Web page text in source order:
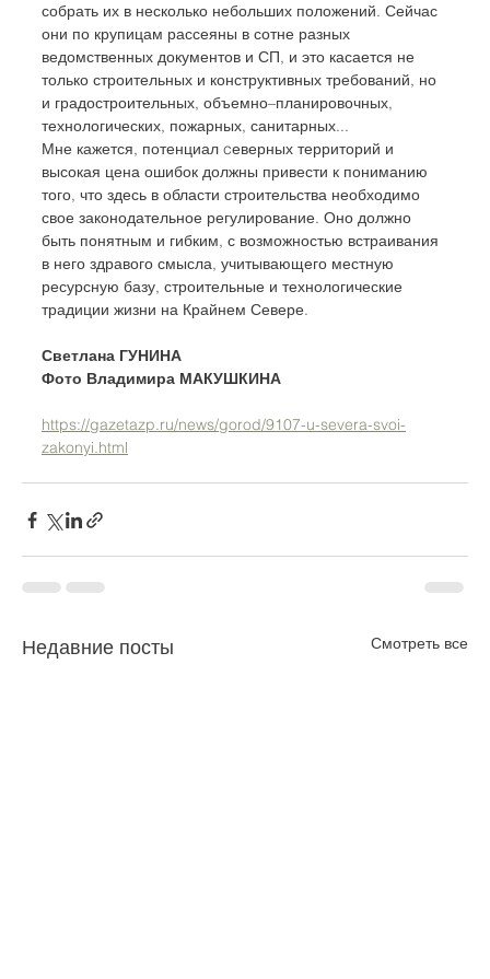
собрать их в несколько небольших положений. Сейчас
они по крупицам рассеяны в сотне разных
ведомственных документов и СП, и это касается не
только строительных и конструктивных требований, но
и градостроительных, объемно–планировочных,
технологических, пожарных, санитарных...
Мне кажется, потенциал cеверных территорий и
высокая цена ошибок должны привести к пониманию
того, что здесь в области строительства необходимо
свое законодательное регулирование. Оно должно
быть понятным и гибким, с возможностью встраивания
в него здравого смысла, учитывающего местную
ресурсную базу, строительные и технологические
традиции жизни на Крайнем Севере.
Светлана ГУНИНА
Фото Владимира МАКУШКИНА
https://gazetazp.ru/news/gorod/9107-u-severa-svoi-
zakonyi.html
Недавние посты Смотреть все